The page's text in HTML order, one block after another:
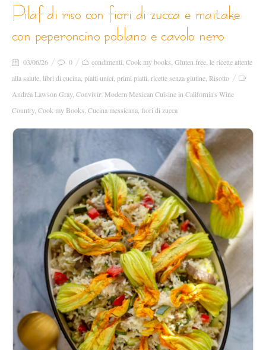
pilaf di riso con fiori di zucca e maitake
con peperoncino poblano e cavolo nero
03/06/26 0 condimenti Cook my books Gluten free le ricette attente
alla salute libri di cucina piatti unici primi piatti ricette senza glutine Risotto
Andréa Lawson Gray, Convivir: Modern Mexican Cuisine in California's Wine
Country, Cook my Books Cucina messicana fiori di zucca